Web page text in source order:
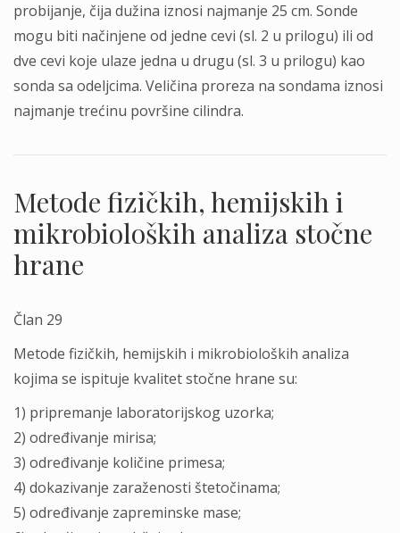
probijanje, čija dužina iznosi najmanje 25 cm. Sonde
mogu biti načinjene od jedne cevi (sl. 2 u prilogu) ili od
dve cevi koje ulaze jedna u drugu (sl. 3 u prilogu) kao
sonda sa odeljcima. Veličina proreza na sondama iznosi
najmanje trećinu površine cilindra.
Metode fizičkih, hemijskih i
mikrobioloških analiza stočne
hrane
Član 29
Metode fizičkih, hemijskih i mikrobioloških analiza
kojima se ispituje kvalitet stočne hrane su:
1) pripremanje laboratorijskog uzorka;
2) određivanje mirisa;
3) određivanje količine primesa;
4) dokazivanje zaraženosti štetočinama;
5) određivanje zapreminske mase;